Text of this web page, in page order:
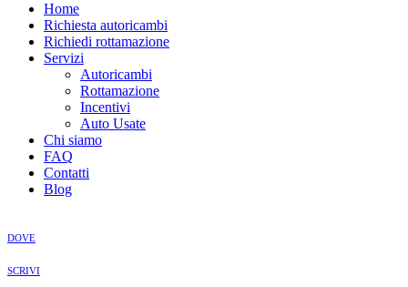
Home
Richiesta autoricambi
Richiedi rottamazione
Servizi
Autoricambi
Rottamazione
Incentivi
Auto Usate
Chi siamo
FAQ
Contatti
Blog
DOVE
SCRIVI